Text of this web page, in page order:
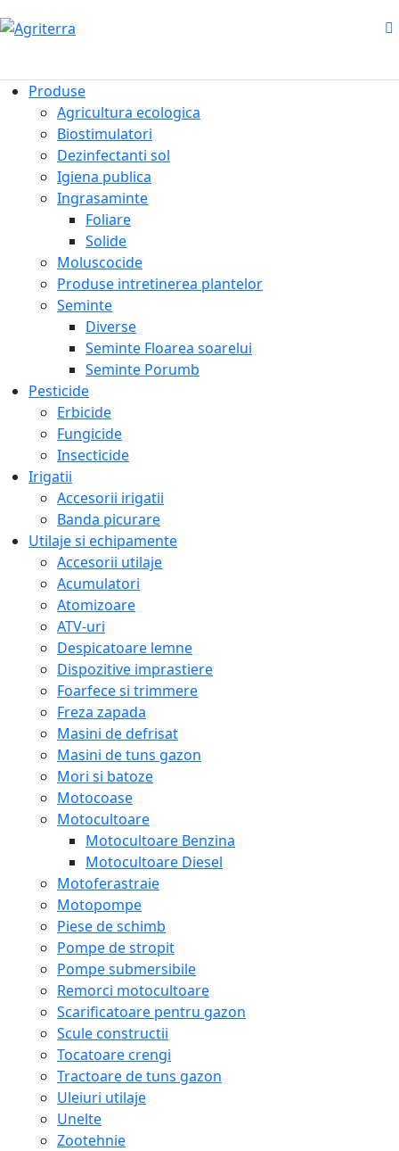
Produse
Agricultura ecologica
Biostimulatori
Dezinfectanti sol
Igiena publica
Ingrasaminte
Foliare
Solide
Moluscocide
Produse intretinerea plantelor
Seminte
Diverse
Seminte Floarea soarelui
Seminte Porumb
Pesticide
Erbicide
Fungicide
Insecticide
Irigatii
Accesorii irigatii
Banda picurare
Utilaje si echipamente
Accesorii utilaje
Acumulatori
Atomizoare
ATV-uri
Despicatoare lemne
Dispozitive imprastiere
Foarfece si trimmere
Freza zapada
Masini de defrisat
Masini de tuns gazon
Mori si batoze
Motocoase
Motocultoare
Motocultoare Benzina
Motocultoare Diesel
Motoferastraie
Motopompe
Piese de schimb
Pompe de stropit
Pompe submersibile
Remorci motocultoare
Scarificatoare pentru gazon
Scule constructii
Tocatoare crengi
Tractoare de tuns gazon
Uleiuri utilaje
Unelte
Zootehnie